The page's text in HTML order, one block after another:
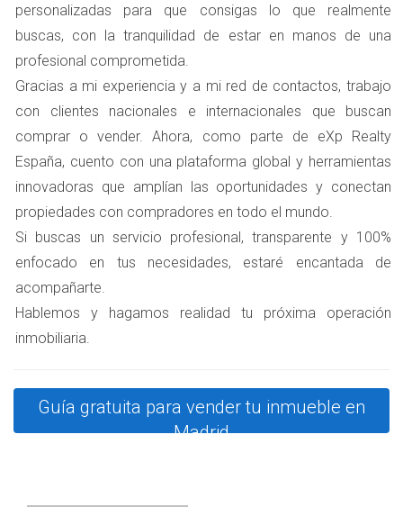
financiero, sino que también tiene un profundo impacto
emocional. Cuando los propietarios ven que su casa atrae
interés y recibe ofertas, se sienten validados en su
decisión y pueden disfrutar del proceso en lugar de verlo
como una carga.
ESTUDIO DE CASO: LA FAMILIA
PÉREZ
La familia Pérez decidió vender su hogar después de vivir
investigar precios similares en su vecindario y ajustaron
su precio a uno más competitivo. En cuestión de días,
experimentó una notable reducción del estrés asociado
personalizadas para que consigas lo que realmente
buscas, con la tranquilidad de estar en manos de una
profesional comprometida.
Gracias a mi experiencia y a mi red de contactos, trabajo
con clientes nacionales e internacionales que buscan
comprar o vender. Ahora, como parte de eXp Realty
España, cuento con una plataforma global y herramientas
innovadoras que amplían las oportunidades y conectan
propiedades con compradores en todo el mundo.
Si buscas un servicio profesional, transparente y 100%
enfocado en tus necesidades, estaré encantada de
acompañarte.
Hablemos y hagamos realidad tu próxima operación
inmobiliaria.
Guía gratuita para vender tu inmueble en
Madrid